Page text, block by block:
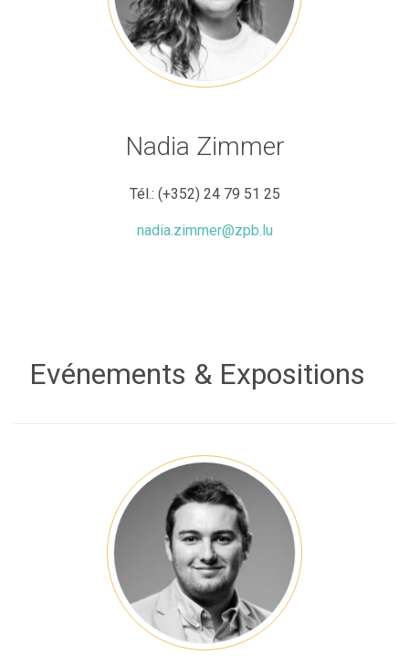
Nadia Zimmer
Tél.: (+352) 24 79 51 25
nadia.zimmer@zpb.lu
Evénements & Expositions